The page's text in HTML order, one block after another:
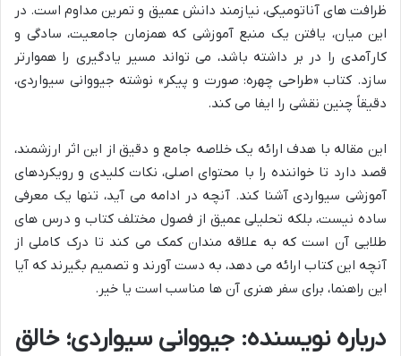
ظرافت های آناتومیکی، نیازمند دانش عمیق و تمرین مداوم است. در
این میان، یافتن یک منبع آموزشی که همزمان جامعیت، سادگی و
کارآمدی را در بر داشته باشد، می تواند مسیر یادگیری را هموارتر
سازد. کتاب «طراحی چهره: صورت و پیکر» نوشته جیووانی سیواردی،
دقیقاً چنین نقشی را ایفا می کند.
این مقاله با هدف ارائه یک خلاصه جامع و دقیق از این اثر ارزشمند،
قصد دارد تا خواننده را با محتوای اصلی، نکات کلیدی و رویکردهای
آموزشی سیواردی آشنا کند. آنچه در ادامه می آید، تنها یک معرفی
ساده نیست، بلکه تحلیلی عمیق از فصول مختلف کتاب و درس های
طلایی آن است که به علاقه مندان کمک می کند تا درک کاملی از
آنچه این کتاب ارائه می دهد، به دست آورند و تصمیم بگیرند که آیا
این راهنما، برای سفر هنری آن ها مناسب است یا خیر.
درباره نویسنده: جیووانی سیواردی؛ خالق